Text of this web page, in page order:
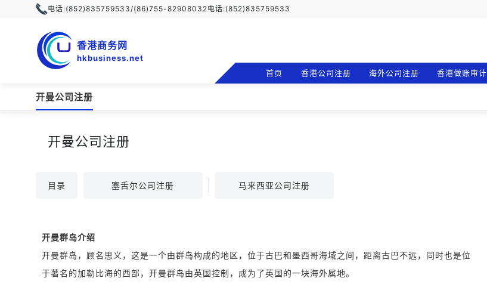
电话:(852)835759533/(86)755-82908032电话:(852)835759533
香港商务网
hkbusiness.net
首页 香港公司注册 海外公司注册 香港做账审计
开曼公司注册
开曼公司注册
目录 塞舌尔公司注册 马来西亚公司注册
开曼群岛介绍
开曼群岛，顾名思义，这是一个由群岛构成的地区，位于古巴和墨西哥海域之间，距离古巴不远，同时也是位
于著名的加勒比海的西部，开曼群岛由英国控制，成为了英国的一块海外属地。